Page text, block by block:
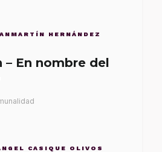
HERNÁNDEZ
– En nombre del
CASIQUE OLIVOS